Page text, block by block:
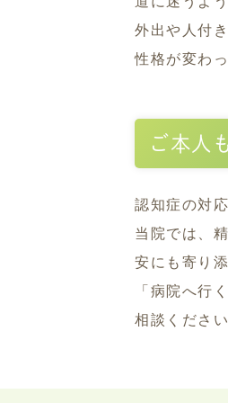
外出や人付
性格が変わ
ご本人
認知症の対
当院では、
安にも寄り
「病院へ行
相談くださ